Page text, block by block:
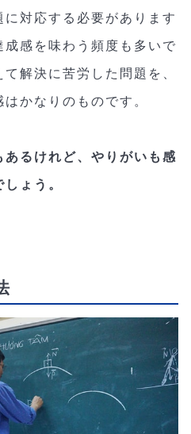
対応する必要があります
感を味わう頻度も多いで
解決に苦労した問題を、
かなりのものです。
るけれど、やりがいも感
ょう。